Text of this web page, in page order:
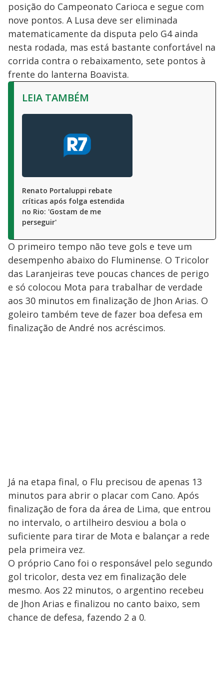
posição do Campeonato Carioca e segue com
nove pontos. A Lusa deve ser eliminada
matematicamente da disputa pelo G4 ainda
nesta rodada, mas está bastante confortável na
corrida contra o rebaixamento, sete pontos à
frente do lanterna Boavista.
LEIA TAMBÉM
Renato Portaluppi rebate
críticas após folga estendida
no Rio: 'Gostam de me
perseguir'
O primeiro tempo não teve gols e teve um
desempenho abaixo do Fluminense. O Tricolor
das Laranjeiras teve poucas chances de perigo
e só colocou Mota para trabalhar de verdade
aos 30 minutos em finalização de Jhon Arias. O
goleiro também teve de fazer boa defesa em
finalização de André nos acréscimos.
Já na etapa final, o Flu precisou de apenas 13
minutos para abrir o placar com Cano. Após
finalização de fora da área de Lima, que entrou
no intervalo, o artilheiro desviou a bola o
suficiente para tirar de Mota e balançar a rede
pela primeira vez.
O próprio Cano foi o responsável pelo segundo
gol tricolor, desta vez em finalização dele
mesmo. Aos 22 minutos, o argentino recebeu
de Jhon Arias e finalizou no canto baixo, sem
chance de defesa, fazendo 2 a 0.